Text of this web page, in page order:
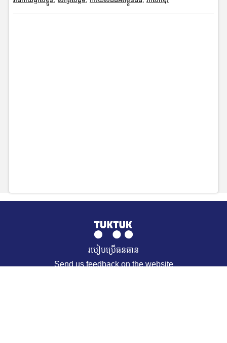
របៀបប្រើធនធាន
Send us feedback on the website